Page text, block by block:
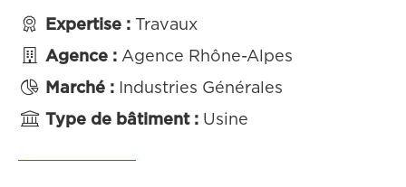
 Expertise : Travaux

Agence : Agence Rhône-Alpes

Marché :
Industries Générales
 Type de bâtiment : Usine